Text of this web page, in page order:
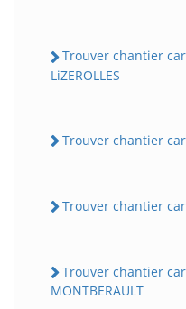
Trouver chantier
LiZEROLLES
Trouver chantier
Trouver chantier
Trouver chantier
MONTBERAULT